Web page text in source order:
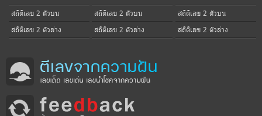
สถิติเลข 2 ตัวบน
สถิติเลข 2 ตัวล่าง
สถิติเลข 2 ตัวบน
สถิติเลข 2 ตัวล่าง
สถิติเลข 2 ตัวบน
สถิติเลข 2 ตัวล่าง